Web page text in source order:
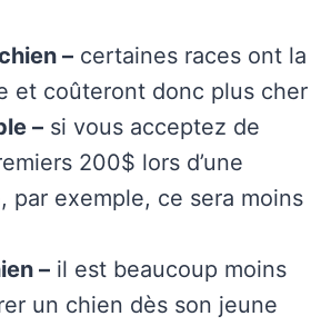
– certaines races ont la
et coûteront donc plus cher
– si vous acceptez de
200$ lors d’une
par exemple, ce sera moins
– il est beaucoup moins
un chien dès son jeune